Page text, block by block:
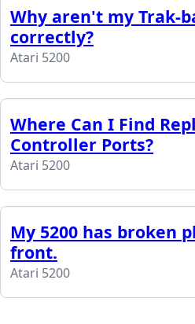
Why aren't my Trak-
correctly?
Atari 5200
Where Can I Find
Controller Ports?
Atari 5200
My 5200 has broken
front.
Atari 5200